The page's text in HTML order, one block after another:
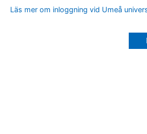
Läs mer om inloggning vid Umeå